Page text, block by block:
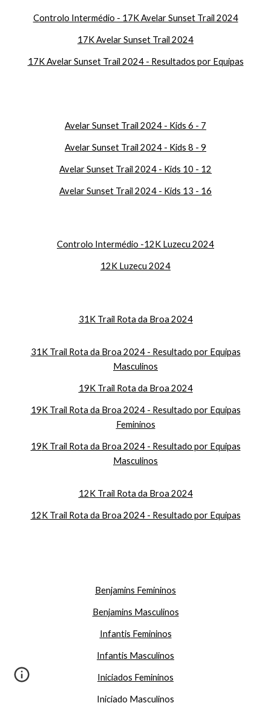
Controlo Intermédio - 17K Avelar Sunset Trail 2024
17K Avelar Sunset Trail 2024
17K Avelar Sunset Trail 2024 - Resultados por Equipas
Avelar Sunset Trail 2024 - Kids 6 - 7
Avelar Sunset Trail 2024 - Kids 8 - 9
Avelar Sunset Trail 2024 - Kids 10 - 12
Avelar Sunset Trail 2024 - Kids 13 - 16
Controlo Intermédio -12K Luzecu 2024
12K Luzecu 2024
31K Trail Rota da Broa 2024
31K Trail Rota da Broa 2024 - Resultado por Equipas
Masculinos
19K Trail Rota da Broa 2024
19K Trail Rota da Broa 2024 - Resultado por Equipas
Femininos
19K Trail Rota da Broa 2024 - Resultado por Equipas
Masculinos
12K Trail Rota da Broa 2024
12K Trail Rota da Broa 2024 - Resultado por Equipas
Benjamins Femininos
Benjamins Masculinos
Infantis Femininos
Infantis Masculinos
Iniciados Femininos
Iniciado Masculinos